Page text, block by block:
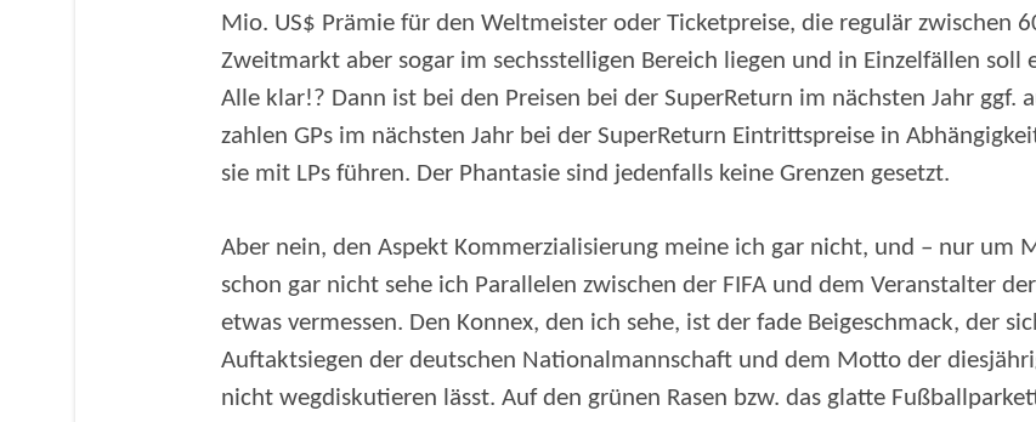
Mio. US$ Prämie für den Weltmeister oder Ticketpreise, die regulär zwischen
Zweitmarkt aber sogar im sechsstelligen Bereich liegen und in Einzelfällen soll
Alle klar!? Dann ist bei den Preisen bei der SuperReturn im nächsten Jahr ggf.
zahlen GPs im nächsten Jahr bei der SuperReturn Eintrittspreise in
sie mit LPs führen. Der Phantasie sind jedenfalls keine Grenzen gesetzt.
Aber nein, den Aspekt Kommerzialisierung meine ich gar nicht, und – nur um
schon gar nicht sehe ich Parallelen zwischen der FIFA und dem Veranstalter
etwas vermessen. Den Konnex, den ich sehe, ist der fade Beigeschmack, der
Auftaktsiegen der deutschen Nationalmannschaft und dem Motto der
nicht wegdiskutieren lässt. Auf den grünen Rasen bzw. das glatte